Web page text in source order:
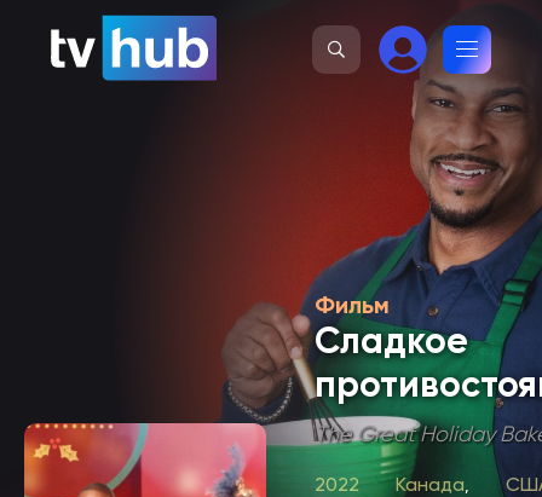
Фильм
Сладкое
The Great Holiday
2022 Канада